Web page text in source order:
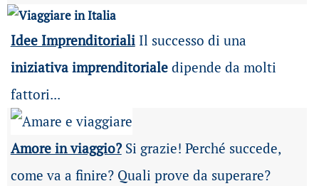
Idee ImprenditorialiIl successo di una
iniziativa imprenditorialedipende da molti
fattori...
Amore in viaggio?Si grazie! Perché succede,
come va a finire? Quali prove da superare?